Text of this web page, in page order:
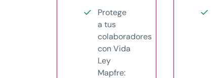
Protege
a tus
colaboradores
con Vida
Ley
Mapfre: